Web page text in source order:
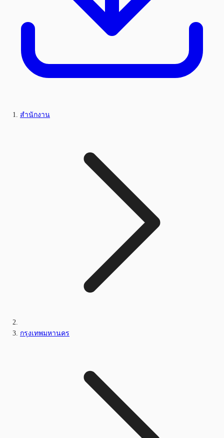
สำนักงาน
กรุงเทพมหานคร